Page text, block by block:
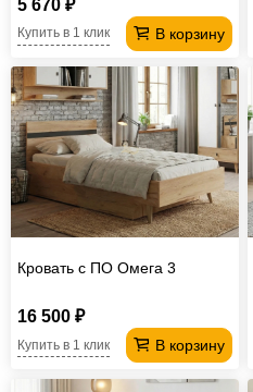
5 670 ₽
В корзину
Купить в 1 клик
Кровать с ПО Омега 3
16 500 ₽
В корзину
Купить в 1 клик